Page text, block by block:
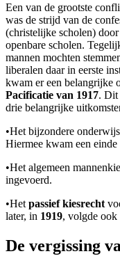
Een van de grootste
was de strijd van de
(christelijke scholen)
openbare scholen.
mannen mochten
liberalen daar in eerste
kwam er een belangrijke
Pacificatie van 1917. Dit
drie belangrijke
•Het bijzondere
Hiermee kwam een
•Het algemeen
ingevoerd.
•Het passief kiesrecht
later, in 1919, volgde ook
De vergissing